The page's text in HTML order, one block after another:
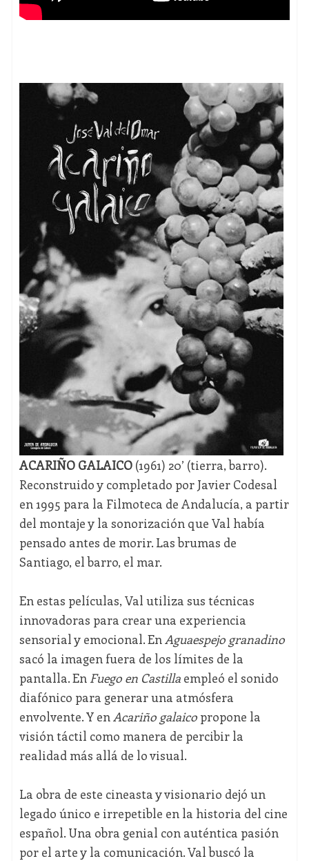
ACARIÑO GALAICO(1961) 20’ (tierra, barro).
Reconstruido y completado por Javier Codesal
en 1995 para la Filmoteca de Andalucía, a partir
del montaje y la sonorización que Val había
pensado antes de morir. Las brumas de
Santiago, el barro, el mar.
En estas películas, Val utiliza sus técnicas
innovadoras para crear una experiencia
sensorial y emocional. En Aguaespejo granadino
sacó la imagen fuera de los límites de la
pantalla. En Fuego en Castillaempleó el sonido
diafónico para generar una atmósfera
envolvente. Y en Acariño galaicopropone la
visión táctil como manera de percibir la
realidad más allá de lo visual.
La obra de este cineasta y visionario dejó un
legado único e irrepetible en la historia del cine
español. Una obra genial con auténtica pasión
por el arte y la comunicación. Val buscó la